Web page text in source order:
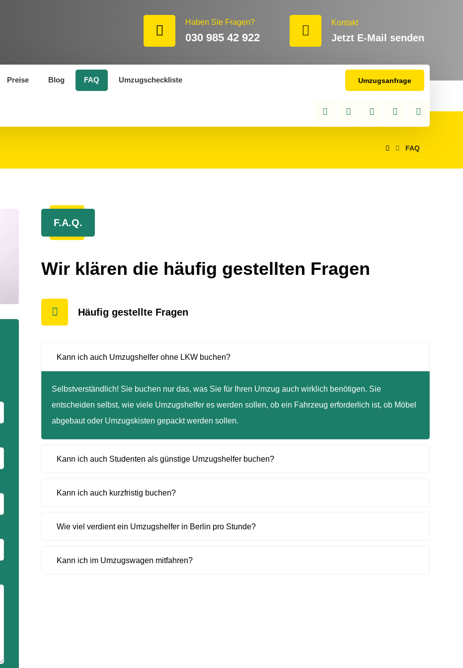
Kontakt
Jetzt E-Mail senden
Haben Sie Fragen?
030 985 42 922
Preise Blog FAQ Umzugscheckliste Umzugsanfrage
FAQ
F.A.Q.
Wir klären die häufig gestellten Fragen
Häufig gestellte Fragen
Kann ich auch Umzugshelfer ohne LKW buchen?
Selbstverständlich! Sie buchen nur das, was Sie für Ihren Umzug auch wirklich benötigen. Sie
entscheiden selbst, wie viele Umzugshelfer es werden sollen, ob ein Fahrzeug erforderlich ist, ob Möbel
abgebaut oder Umzugskisten gepackt werden sollen.
Kann ich auch Studenten als günstige Umzugshelfer buchen?
Kann ich auch kurzfristig buchen?
Wie viel verdient ein Umzugshelfer in Berlin pro Stunde?
Kann ich im Umzugswagen mitfahren?